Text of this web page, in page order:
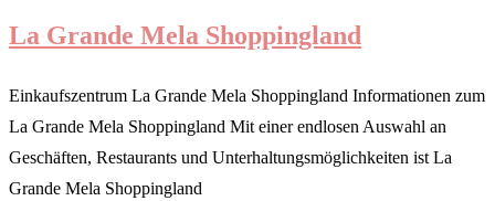
La Grande Mela Shoppingland
Einkaufszentrum La Grande Mela Shoppingland Informationen zum
La Grande Mela Shoppingland Mit einer endlosen Auswahl an
Geschäften, Restaurants und Unterhaltungsmöglichkeiten ist La
Grande Mela Shoppingland